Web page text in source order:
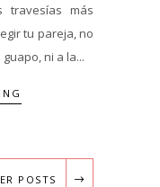
travesías más
tu pareja, no
ni a la...
POSTS